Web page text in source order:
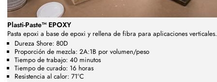
Plasti-Paste™ EPOXY
Pasta epoxi a base de epoxi y rellena de fibra para aplicaciones verticales.
Dureza Shore: 80D
Proporción de mezcla: 2A:1B por volumen/peso
Tiempo de trabajo: 40 minutos
Tiempo de curado: 16 horas
Resistencia al calor: 71°C